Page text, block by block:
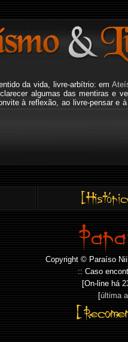
da vida, livre-arbítrio: em
algumas das mentiras e
à reflexão, ao livre-pensar e
Copyright © Paraíso
:: Caso
[On-line há
[última